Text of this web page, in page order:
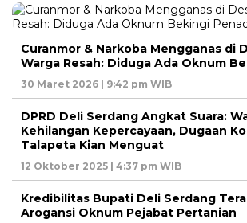
Curanmor & Narkoba Mengganas di
Warga Resah: Diduga Ada Oknum
30 Maret 2026 | 9:42 pm WIB
DPRD Deli Serdang Angkat Suara:
Kehilangan Kepercayaan, Dugaan
Talapeta Kian Menguat
12 Oktober 2025 | 4:37 pm WIB
Kredibilitas Bupati Deli Serdang
Arogansi Oknum Pejabat Pertanian